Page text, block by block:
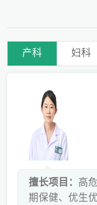
产科 妇科
擅长项目： 高
期保健、优生